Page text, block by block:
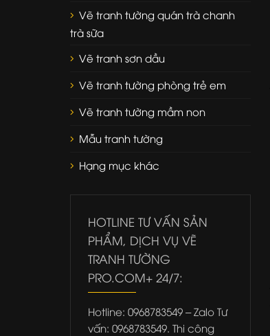
Vẽ tranh tường quán trà chanh
trà sữa
Vẽ tranh sơn dầu
Vẽ tranh tường phòng trẻ em
Vẽ tranh tường mầm non
Mẫu tranh tường
Hạng mục khác
HOTLINE TƯ VẤN SẢN
PHẨM, DỊCH VỤ VẼ
TRANH TƯỜNG
PRO.COM+ 24/7:
Hotline: 0968783549 – Zalo Tư
vấn: 0968783549. Thi công